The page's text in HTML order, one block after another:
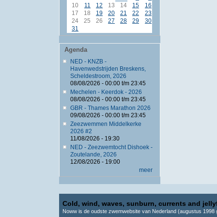
10
11 12 13 14 15
16
17
18 19 20 21 22
23
24
25 26 27 28 29
30
31
Agenda
NED - KNZB -
Havenwedstrijden Breskens,
Scheldestroom, 2026
08/08/2026 - 00:00t/m 23:45
Mechelen - Keerdok - 2026
08/08/2026 - 00:00t/m 23:45
GBR - Thames Marathon 2026
09/08/2026 - 00:00t/m 23:45
Zeezwemmen Middelkerke
2026 #2
11/08/2026 - 19:30
NED - Zeezwemtocht Dishoek -
Zoutelande, 2026
12/08/2026 - 19:00
meer
Cold, wind, waves, sunburn, currents and
Noww is de oudste zwemwebsite van Nederland (augustus 1998